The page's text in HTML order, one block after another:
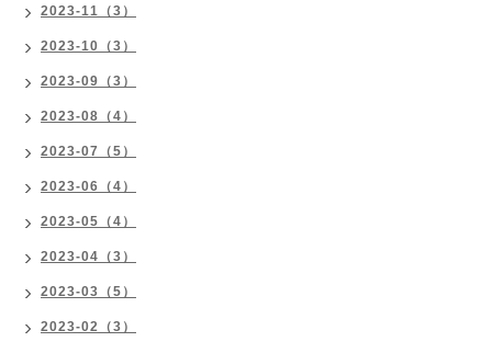
2023-11（3）
2023-10（3）
2023-09（3）
2023-08（4）
2023-07（5）
2023-06（4）
2023-05（4）
2023-04（3）
2023-03（5）
2023-02（3）